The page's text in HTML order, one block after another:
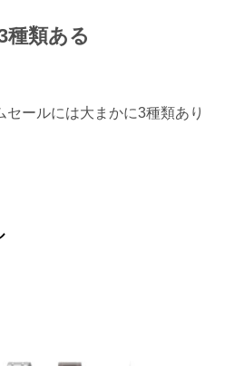
種類ある
ールには大まかに3種類あり